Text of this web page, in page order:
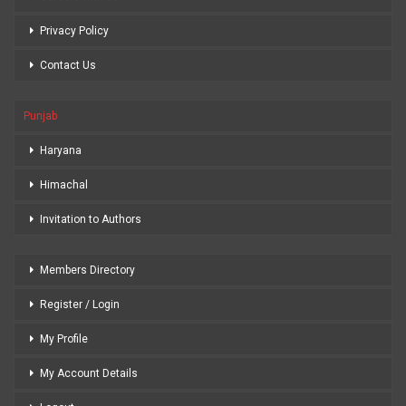
Privacy Policy
Contact Us
Punjab
Haryana
Himachal
Invitation to Authors
Members Directory
Register / Login
My Profile
My Account Details